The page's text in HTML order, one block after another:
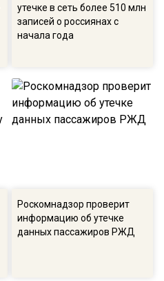
утечке в сеть более 510 млн
записей о россиянах с
начала года
Роскомнадзор проверит
информацию об утечке
данных пассажиров РЖД